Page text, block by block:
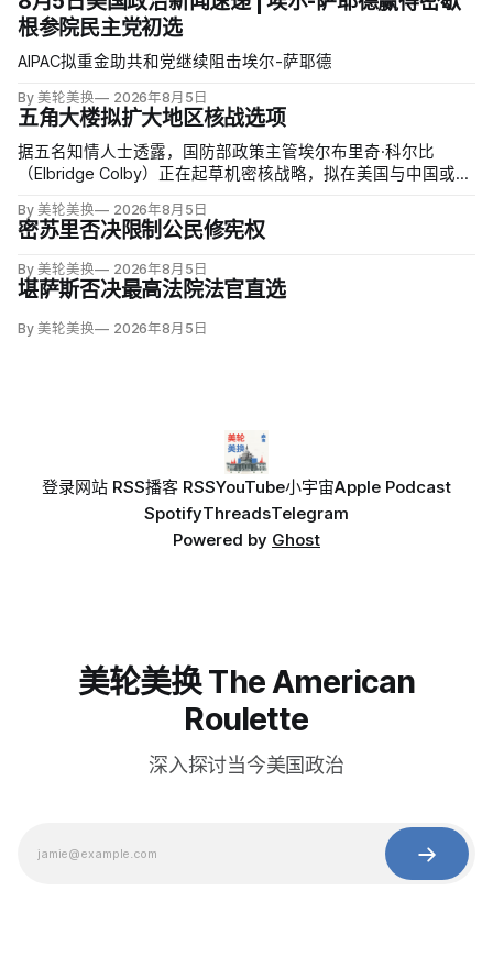
根参院民主党初选
AIPAC拟重金助共和党继续阻击埃尔-萨耶德
By 美轮美换 2026年8月5日
五角大楼拟扩大地区核战选项
据五名知情人士透露，国防部政策主管埃尔布里奇·科尔比
（Elbridge Colby）正在起草机密核战略，拟在美国与中国或俄
提交总统选择的核报复方案。
By 美轮美换 2026年8月5日
密苏里否决限制公民修宪权
By 美轮美换 2026年8月5日
堪萨斯否决最高法院法官直选
By 美轮美换 2026年8月5日
登录网站 RSS播客 RSSYouTube小宇宙Apple Podcast
SpotifyThreadsTelegram
Powered by Ghost
美轮美换 The American
Roulette
深入探讨当今美国政治